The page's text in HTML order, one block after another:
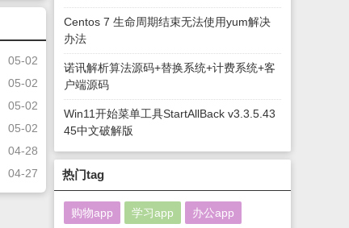
05-02
05-02
05-02
05-02
04-28
04-27
Centos 7 生命周期结束无法使用yum解决
办法
诺讯解析算法源码+替换系统+计费系统+客
户端源码
Win11开始菜单工具StartAllBack v3.3.5.43
45中文破解版
热门tag
购物app 学习app 办公app